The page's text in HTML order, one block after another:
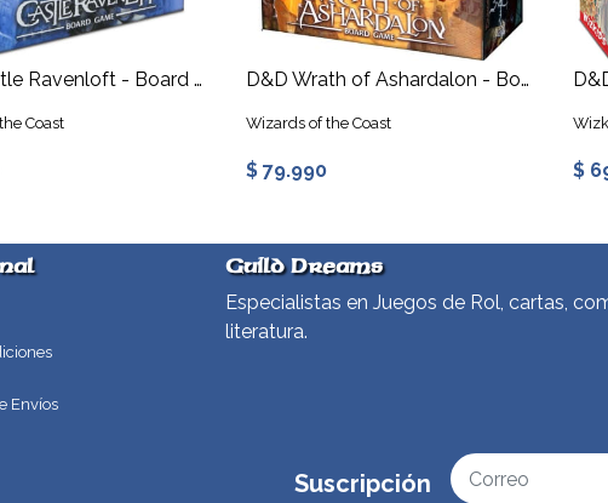
D&D Castle Ravenloft - Board Game
Coast
D&D Wrath of Ashardalon - Board Game
Wizards of the Coast
$ 79.990 $
Envíos
Guild Dreams
Especialistas en Juegos de Rol, cartas,
literatura.
Suscripción